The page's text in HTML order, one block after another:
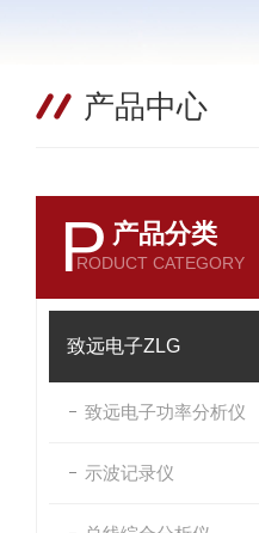
产品中心
P 产品分类
RODUCT CATEGORY
致远电子ZLG
致远电子功率分析仪
示波记录仪